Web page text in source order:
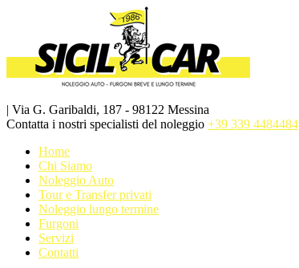
| Via G. Garibaldi, 187 - 98122 Messina
Contatta i nostri specialisti del noleggio +39 339 4484484
Home
Chi Siamo
Noleggio Auto
Tour e Transfer privati
Noleggio lungo termine
Furgoni
Servizi
Contatti